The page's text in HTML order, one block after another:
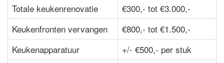
Totale keukenrenovatie
€300,- tot €3.000,-
Keukenfronten vervangen
€800,- tot €1.500,-
Keukenapparatuur
+/- €500,- per stuk